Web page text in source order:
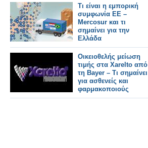
Tι είναι η εμπορική
συμφωνία ΕΕ –
Mercosur και τι
σημαίνει για την
Ελλάδα
Οικειοθελής μείωση
τιμής στα Xarelto από
τη Bayer – Τι σημαίνει
για ασθενείς και
φαρμακοποιούς